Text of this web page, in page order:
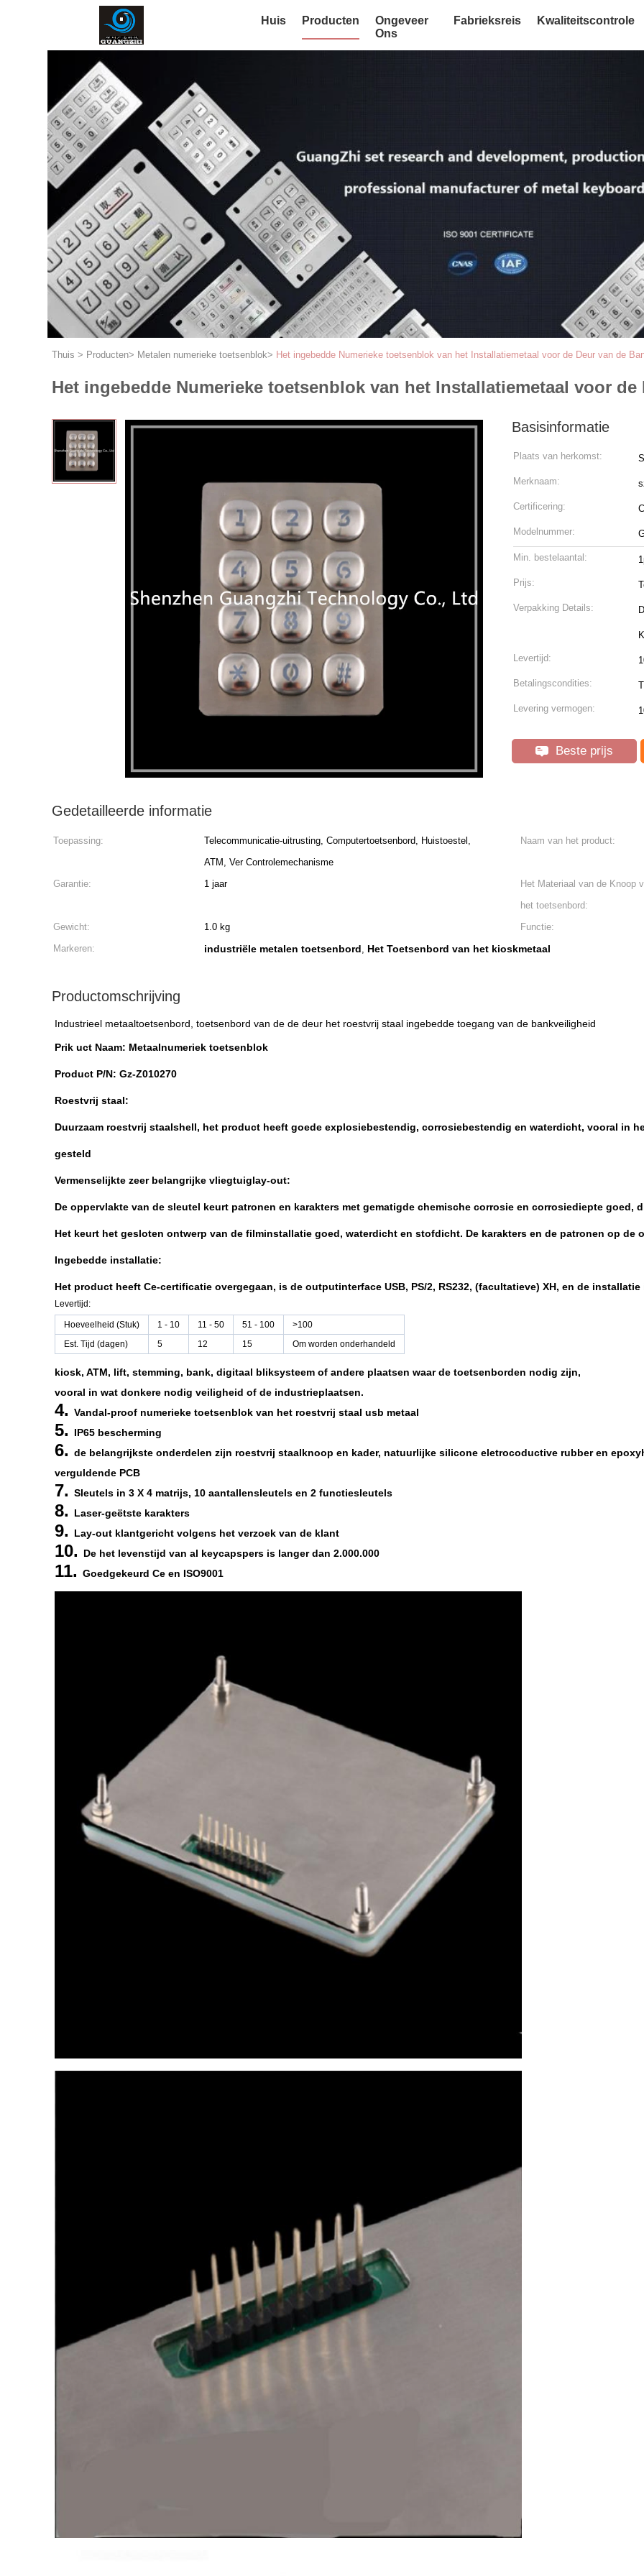
Huis Producten
Ongeveer
Ons
Fabrieksreis Kwaliteitscontrole
Thuis > Producten> Metalen numerieke toetsenblok> Het ingebedde Numerieke toetsenblok van het Installatiemetaal voor de Deur van de
Het ingebedde Numerieke toetsenblok van het Installatiemetaal voor
Basisinformatie
Plaats van herkomst:
Merknaam:
Certificering:
Modelnummer:
Min. bestelaantal:
Prijs:
Verpakking Details:
Levertijd:
Betalingscondities:
Levering vermogen:
Beste prijs
Gedetailleerde informatie
Toepassing:
Telecommunicatie-uitrusting, Computertoetsenbord, Huistoestel,
ATM, Ver Controlemechanisme
Naam van het product:
Garantie: 1 jaar
Het Materiaal van de Knoop
het toetsenbord:
Gewicht:
1.0 kg
Functie:
Markeren:
industriële metalen toetsenbord, Het Toetsenbord van het kioskmetaal
Productomschrijving
Industrieel metaaltoetsenbord, toetsenbord van de de deur het roestvrij staal ingebedde toegang van de bankveiligheid
Prik uct Naam: Metaalnumeriek toetsenblok
Product P/N: Gz-Z010270
Roestvrij staal:
Duurzaam roestvrij staalshell, het product heeft goede explosiebestendig, corrosiebestendig en waterdicht, vooral in
gesteld
Vermenselijkte zeer belangrijke vliegtuiglay-out:
De oppervlakte van de sleutel keurt patronen en karakters met gematigde chemische corrosie en corrosiediepte goed,
Het keurt het gesloten ontwerp van de filminstallatie goed, waterdicht en stofdicht. De karakters en de patronen op de
Ingebedde installatie:
Het product heeft Ce-certificatie overgegaan, is de outputinterface USB, PS/2, RS232, (facultatieve) XH, en de
Levertijd:
Hoeveelheid (Stuk) 1 - 10 11 - 50 51 - 100
>100
Est. Tijd (dagen)
5 12 15 Om worden onderhandeld
kiosk, ATM, lift, stemming, bank, digitaal bliksysteem of andere plaatsen waar de toetsenborden nodig zijn,
vooral in wat donkere nodig veiligheid of de industrieplaatsen.
4. Vandal-proof numerieke toetsenblok van het roestvrij staal usb metaal
5. IP65 bescherming
6. de belangrijkste onderdelen zijn roestvrij staalknoop en kader, natuurlijke silicone eletrocoductive rubber en
verguldende PCB
7. Sleutels in 3 X 4 matrijs, 10 aantallensleutels en 2 functiesleutels
8. Laser-geëtste karakters
9. Lay-out klantgericht volgens het verzoek van de klant
10. De het levenstijd van al keycapspers is langer dan 2.000.000
11. Goedgekeurd Ce en ISO9001